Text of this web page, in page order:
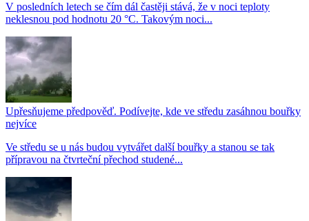
V posledních letech se čím dál častěji stává, že v noci teploty
neklesnou pod hodnotu 20 °C. Takovým noci...
Upřesňujeme předpověď. Podívejte, kde ve středu zasáhnou bouřky
nejvíce
Ve středu se u nás budou vytvářet další bouřky a stanou se tak
přípravou na čtvrteční přechod studené...